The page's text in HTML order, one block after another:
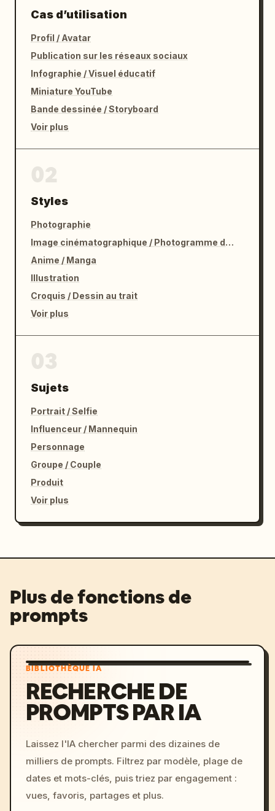
Cas d’utilisation
Profil / Avatar
Publication sur les réseaux sociaux
Infographie / Visuel éducatif
Miniature YouTube
Bande dessinée / Storyboard
Voir plus
Styles
Photographie
Image cinématographique / Photogramme de film
Anime / Manga
Illustration
Croquis / Dessin au trait
Voir plus
Sujets
Portrait / Selfie
Influenceur / Mannequin
Personnage
Groupe / Couple
Produit
Voir plus
Plus de fonctions de
prompts
BIBLIOTHÈQUE IA
RECHERCHE DE
PROMPTS PAR IA
Laissez l'IA chercher parmi des dizaines de
milliers de prompts. Filtrez par modèle, plage de
dates et mots-clés, puis triez par engagement :
vues, favoris, partages et plus.